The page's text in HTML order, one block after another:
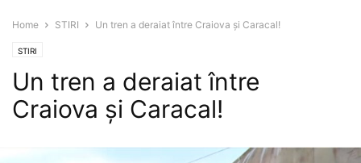
Home STIRI Un tren a deraiat între Craiova și Caracal!
STIRI
Un tren a deraiat între
Craiova și Caracal!